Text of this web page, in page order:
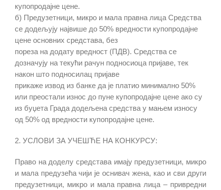
купопродајне цене.
б) Предузетници, микро и мала правна лица Средства
се додељују највише до 50% вредности купопродајне
цене основних средстава, без
пореза на додату вредност (ПДВ). Средства се
дозначују на текући рачун подносиоца пријаве, тек
након што подносилац пријаве
прикаже извод из банке да је платио минимално 50%
или преостали износ до пуне купопродајне цене ако су
из буџета Града додељена средства у мањем износу
од 50% од вредности купопродајне цене.
2. УСЛОВИ ЗА УЧЕШЋЕ НА КОНКУРСУ:
Право на доделу средстава имају предузетници, микро
и мала предузећа чији је оснивач жена, као и сви други
предузетници, микро и мала правна лица – привредни